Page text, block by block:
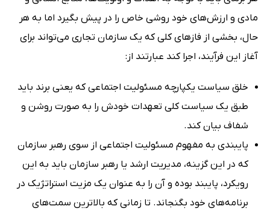
مادی و ارزش‌های خود روشی خاص را در پیش بگیرد اما به هر
حال، بخشی از فازهای کلی که یک سازمان تجاری می‌تواند برای
آغاز این فرآیند، اجرا کند عبارتند از:
خلق سیاست یکپارچه مسئولیت اجتماعی که یعنی برند باید
طبق یک سیاست کلی تعهدات خودش را به صورت روشن و
شفاف بیان کند.
پایبندی به مفهوم مسئولیت اجتماعی از سوی رهبر سازمان
که در این گزینه، مدیریت ارشد یا رهبر سازمان باید به این
رویکرد، پایبند بوده و آن را به عنوان یک مزیت استراتژیک در
برنامه‌های خود بگنجاند. تا زمانی که بالاترین سمت‌های